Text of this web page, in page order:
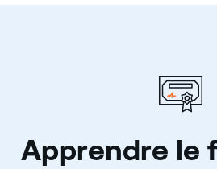
Apprendre le